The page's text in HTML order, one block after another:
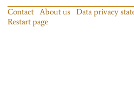
Contact About us Data privacy
Restart page